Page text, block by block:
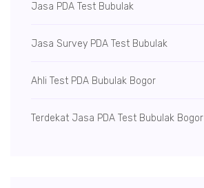
Jasa PDA Test Bubulak
Jasa Survey PDA Test Bubulak
Ahli Test PDA Bubulak Bogor
Terdekat Jasa PDA Test Bubulak Bogor